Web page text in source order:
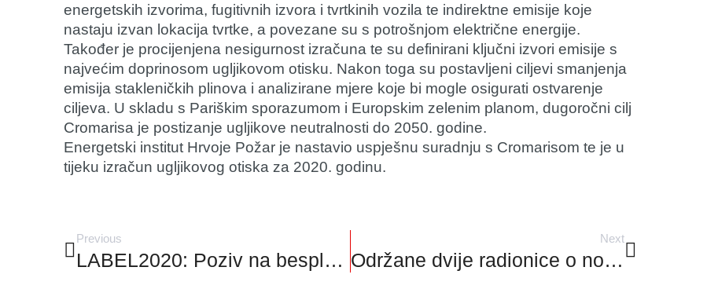
energetskih izvorima, fugitivnih izvora i tvrtkinih vozila te indirektne emisije koje
nastaju izvan lokacija tvrtke, a povezane su s potrošnjom električne energije.
Također je procijenjena nesigurnost izračuna te su definirani ključni izvori emisije s
najvećim doprinosom ugljikovom otisku. Nakon toga su postavljeni ciljevi smanjenja
emisija stakleničkih plinova i analizirane mjere koje bi mogle osigurati ostvarenje
ciljeva. U skladu s Pariškim sporazumom i Europskim zelenim planom, dugoročni cilj
Cromarisa je postizanje ugljikove neutralnosti do 2050. godine.
Energetski institut Hrvoje Požar je nastavio uspješnu suradnju s Cromarisom te je u
tijeku izračun ugljikovog otiska za 2020. godinu.
Previous
LABEL2020: Poziv na besplatnu online radionicu o novim energetskim oznakama
Next
Održane dvije radionice o novim energetskim oznakama za proizvođače i distributere